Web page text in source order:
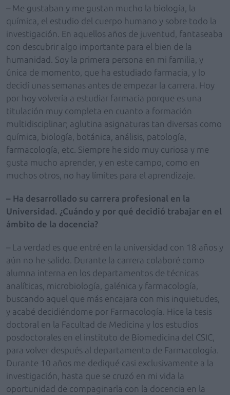
– Me gustaban y me gustan mucho la biología, la
química, el estudio del cuerpo humano y sobre todo la
investigación. En aquellos años de juventud, fantaseaba
con descubrir algo importante para el bien de la
humanidad. Soy la primera persona en mi familia, y
única de momento, que ha estudiado farmacia, y lo
decidí unas semanas antes de empezar la carrera. Hoy
por hoy volvería a estudiar farmacia porque es una
titulación muy completa en cuanto a formación
multidisciplinar; aglutina asignaturas tan diversas como
química, biología, botánica, análisis, patología,
farmacología, etc. Siempre he sido muy curiosa y me
gusta mucho aprender, y en este campo, como en
muchos otros, no hay límites para el aprendizaje.
– Ha desarrollado su carrera profesional en la
Universidad. ¿Cuándo y por qué decidió trabajar en el
ámbito de la docencia?
– La verdad es que entré en la universidad con 18 años y
aún no he salido. Durante la carrera colaboré como
alumna interna en los departamentos de técnicas
analíticas, microbiología, galénica y farmacología,
buscando aquel que más encajara con mis inquietudes,
y acabé decidiéndome por Farmacología. Hice la tesis
doctoral en la Facultad de Medicina y los estudios
posdoctorales en el instituto de Biomedicina del CSIC,
para volver después al departamento de Farmacología.
Durante 10 años me dediqué casi exclusivamente a la
investigación, hasta que se cruzó en mi vida la
oportunidad de compaginarla con la docencia en la